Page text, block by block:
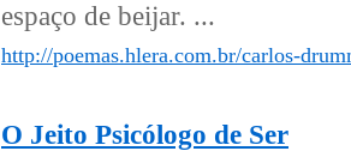
espaço de beijar. ...
http://poemas.hlera.com.br/carlos-
O Jeito Psicólogo de Ser